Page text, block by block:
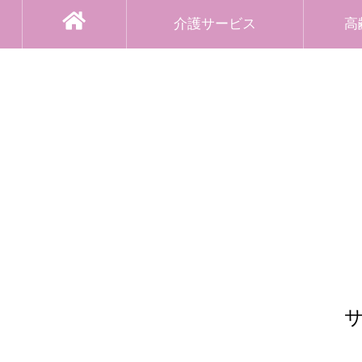
介護サービス 高